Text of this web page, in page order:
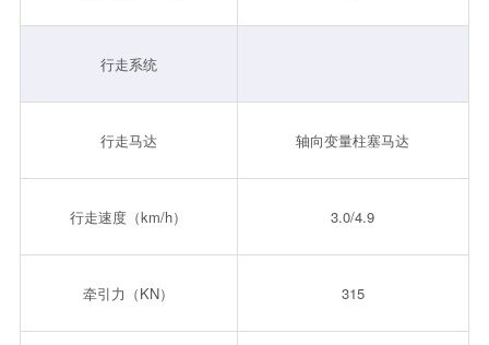
行走系统
行走马达 轴向变量柱塞马达
行走速度（km/h） 3.0/4.9
牵引力（KN） 315